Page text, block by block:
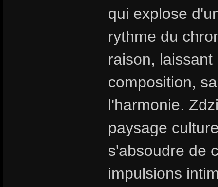
qui explose
rythme du
raison,
composition,
l'harmonie.
paysage
s'absoudre de
impulsions